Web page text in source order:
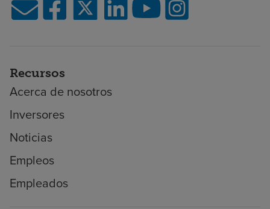
Recursos
Acerca de nosotros
Inversores
Noticias
Empleos
Empleados